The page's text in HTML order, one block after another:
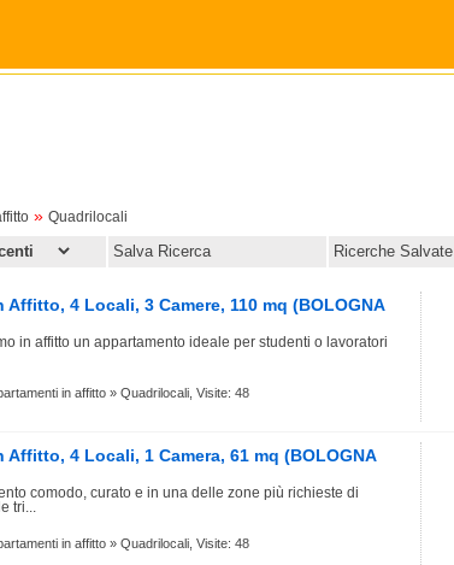
» Quadrilocali
Salva Ricerca Ricerche Salvate
4 Locali, 3 Camere, 110 mq (BOLOGNA
in affitto un appartamento ideale per studenti o lavoratori
in affitto » Quadrilocali, Visite: 48
4 Locali, 1 Camera, 61 mq (BOLOGNA
comodo, curato e in una delle zone più richieste di
tri...
in affitto » Quadrilocali, Visite: 48